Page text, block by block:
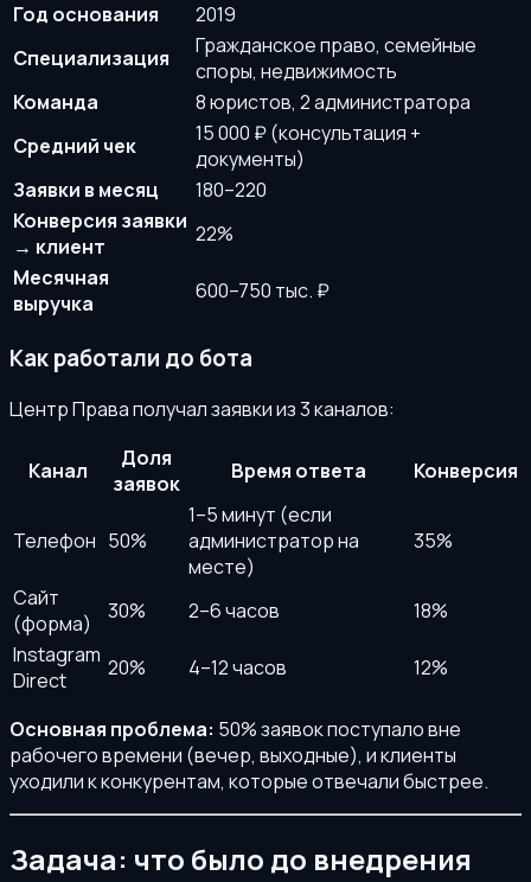
Год основания
2019
Специализация
Гражданское право, семейные
споры, недвижимость
Команда
8 юристов, 2 администратора
Средний чек
15 000 ₽ (консультация +
документы)
Заявки в месяц
180–220
Конверсия заявки
→ клиент
22%
Месячная
выручка
600–750 тыс. ₽
Как работали до бота
Центр Права получал заявки из 3 каналов:
Канал
Доля
заявок
Время ответа Конверсия
Телефон 50%
1–5 минут (если
администратор на
месте)
35%
Сайт
(форма)
30% 2–6 часов
18%
Instagram
Direct
20% 4–12 часов 12%
Основная проблема: 50% заявок поступало вне
рабочего времени (вечер, выходные), и клиенты
уходили к конкурентам, которые отвечали быстрее.
Задача: что было до внедрения